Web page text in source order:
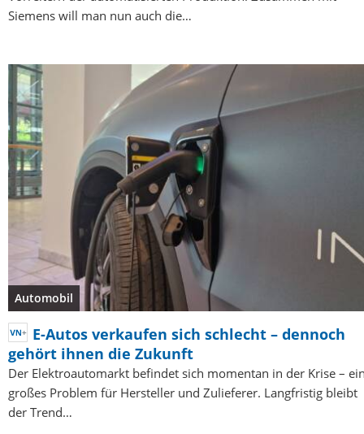
Siemens will man nun auch die…
Automobil
E-Autos verkaufen sich schlecht – dennoch
gehört ihnen die Zukunft
Der Elektroautomarkt befindet sich momentan in der Krise –
großes Problem für Hersteller und Zulieferer. Langfristig bleibt
der Trend…